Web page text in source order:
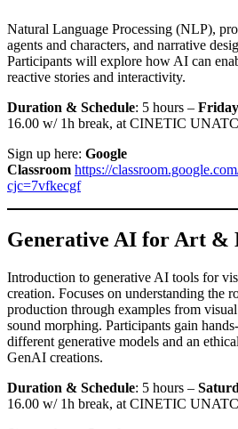
Natural Language Processing (NLP),
agents and characters, and narrative
Participants will explore how AI can
reactive stories and interactivity.
Duration & Schedule: 5 hours –
16.00 w/ 1h break, at CINETIC
Sign up here: Google
Classroom https://
cjc=7vfkecgf
Generative AI for Art &
Introduction to generative AI tools for
creation. Focuses on understanding the
production through examples from
sound morphing. Participants gain
different generative models and an
GenAI creations.
Duration & Schedule: 5 hours –
16.00 w/ 1h break, at CINETIC